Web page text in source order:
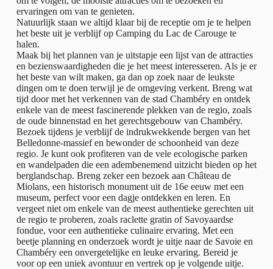
ervaringen om van te genieten.
Natuurlijk staan we altijd klaar bij de receptie om je te helpen
het beste uit je verblijf op Camping du Lac de Carouge te
halen.
Maak bij het plannen van je uitstapje een lijst van de attracties
en bezienswaardigheden die je het meest interesseren. Als je er
het beste van wilt maken, ga dan op zoek naar de leukste
dingen om te doen terwijl je de omgeving verkent. Breng wat
tijd door met het verkennen van de stad Chambéry en ontdek
enkele van de meest fascinerende plekken van de regio, zoals
de oude binnenstad en het gerechtsgebouw van Chambéry.
Bezoek tijdens je verblijf de indrukwekkende bergen van het
Belledonne-massief en bewonder de schoonheid van deze
regio. Je kunt ook profiteren van de vele ecologische parken
en wandelpaden die een adembenemend uitzicht bieden op het
berglandschap. Breng zeker een bezoek aan Château de
Miolans, een historisch monument uit de 16e eeuw met een
museum, perfect voor een dagje ontdekken en leren. En
vergeet niet om enkele van de meest authentieke gerechten uit
de regio te proberen, zoals raclette gratin of Savoyaardse
fondue, voor een authentieke culinaire ervaring. Met een
beetje planning en onderzoek wordt je uitje naar de Savoie en
Chambéry een onvergetelijke en leuke ervaring. Bereid je
voor op een uniek avontuur en vertrek op je volgende uitje.